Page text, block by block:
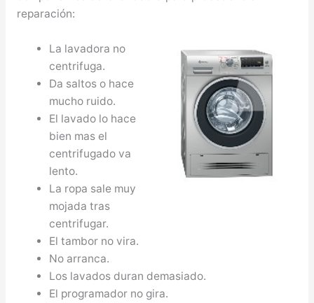
reparación:
La lavadora no
centrifuga.
Da saltos o hace
mucho ruido.
El lavado lo hace
bien mas el
centrifugado va
lento.
La ropa sale muy
mojada tras
centrifugar.
El tambor no vira.
No arranca.
Los lavados duran demasiado.
El programador no gira.